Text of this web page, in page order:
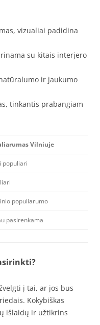
vizualiai padidina
su kitais interjero
ir jaukumo
tinkantis prabangiam
Vilniuje
populiari
populiarumo
pasirenkama
į tai, ar jos bus
Kokybiškas
išlaidų ir užtikrins